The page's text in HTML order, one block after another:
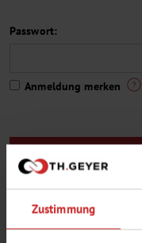
Zustimmung
Passwort:
Anmeldung merken
Sie sind noch kein Th.
Zugang zum Webshop ?
Hier geht es zur
Eine kleine